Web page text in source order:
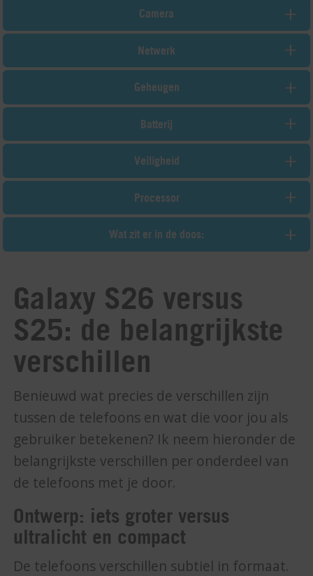
Camera
Netwerk
Geheugen
Batterij
Veiligheid
Processor
Wat zit er in de doos:
Galaxy S26 versus
S25: de belangrijkste
verschillen
Benieuwd wat precies de verschillen zijn
tussen de telefoons en wat die voor jou als
gebruiker betekenen? Ik neem hieronder de
belangrijkste verschillen per onderdeel van
de telefoons met je door.
Ontwerp: iets groter versus
ultralicht en compact
De telefoons verschillen subtiel in formaat.